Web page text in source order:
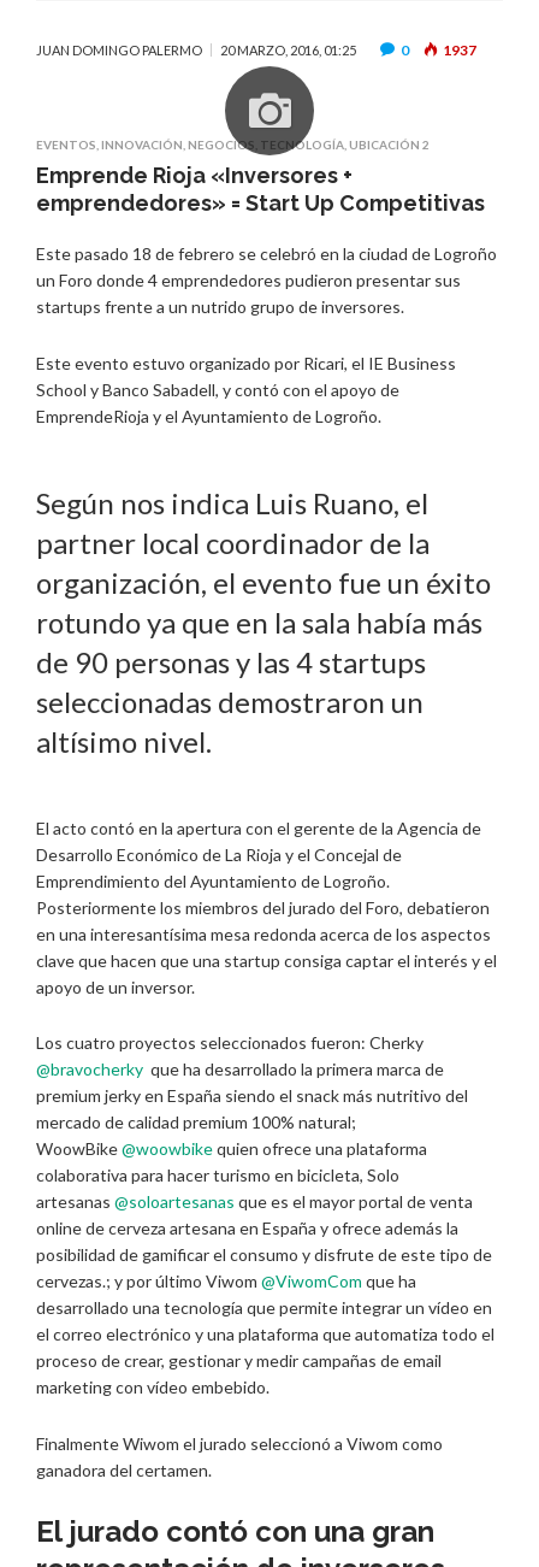
JUAN DOMINGO PALERMO 20 MARZO, 2016, 01:25 0 1937
EVENTOS INNOVACIÓN NEGOCIOS TECNOLOGÍA UBICACIÓN 2
Emprende Rioja «Inversores +
emprendedores» = Start Up Competitivas
Este pasado 18 de febrero se celebró en la ciudad de Logroño
un Foro donde 4 emprendedores pudieron presentar sus
startups frente a un nutrido grupo de inversores.
Este evento estuvo organizado por Ricari, el IE Business
School y Banco Sabadell, y contó con el apoyo de
EmprendeRioja y el Ayuntamiento de Logroño.
Según nos indica Luis Ruano, el
partner local coordinador de la
organización, el evento fue un éxito
rotundo ya que en la sala había más
de 90 personas y las 4 startups
seleccionadas demostraron un
altísimo nivel.
El acto contó en la apertura con el gerente de la Agencia de
Desarrollo Económico de La Rioja y el Concejal de
Emprendimiento del Ayuntamiento de Logroño.
Posteriormente los miembros del jurado del Foro, debatieron
en una interesantísima mesa redonda acerca de los aspectos
clave que hacen que una startup consiga captar el interés y el
apoyo de un inversor.
Los cuatro proyectos seleccionados fueron: Cherky
@bravocherky que ha desarrollado la primera marca de
premium jerky en España siendo el snack más nutritivo del
mercado de calidad premium 100% natural;
WoowBike@woowbikequien ofrece una plataforma
colaborativa para hacer turismo en bicicleta, Solo
artesanas @soloartesanas que es el mayor portal de venta
online de cerveza artesana en España y ofrece además la
posibilidad de gamificar el consumo y disfrute de este tipo de
cervezas.; y por último Viwom @ViwomCom que ha
desarrollado una tecnología que permite integrar un vídeo en
el correo electrónico y una plataforma que automatiza todo el
proceso de crear, gestionar y medir campañas de email
marketing con vídeo embebido.
Finalmente Wiwom el jurado seleccionó a Viwom como
ganadora del certamen.
El jurado contó con una gran